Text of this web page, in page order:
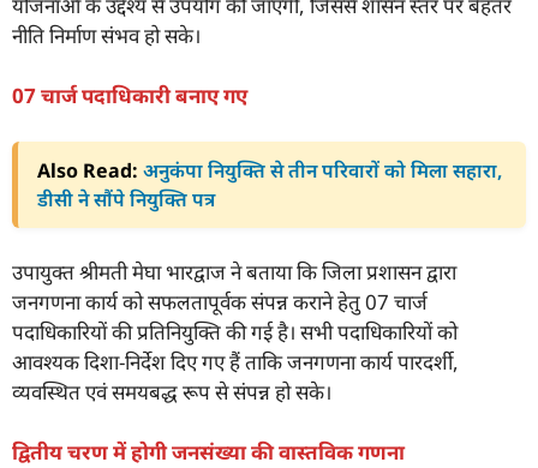
नीति निर्माण संभव हो सके।
07 चार्ज पदाधिकारी बनाए गए
Also Read: अनुकंपा नियुक्ति से तीन परिवारों को मिला सहारा,
डीसी ने सौंपे नियुक्ति पत्र
उपायुक्त श्रीमती मेघा भारद्वाज ने बताया कि जिला प्रशासन द्वारा
जनगणना कार्य को सफलतापूर्वक संपन्न कराने हेतु 07 चार्ज
पदाधिकारियों की प्रतिनियुक्ति की गई है। सभी पदाधिकारियों को
आवश्यक दिशा-निर्देश दिए गए हैं ताकि जनगणना कार्य पारदर्शी,
व्यवस्थित एवं समयबद्ध रूप से संपन्न हो सके।
द्वितीय चरण में होगी जनसंख्या की वास्तविक गणना